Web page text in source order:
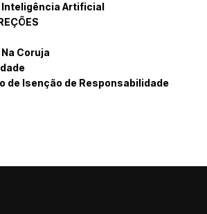
Inteligência Artificial
Coruja
de Isenção de Responsabilidade